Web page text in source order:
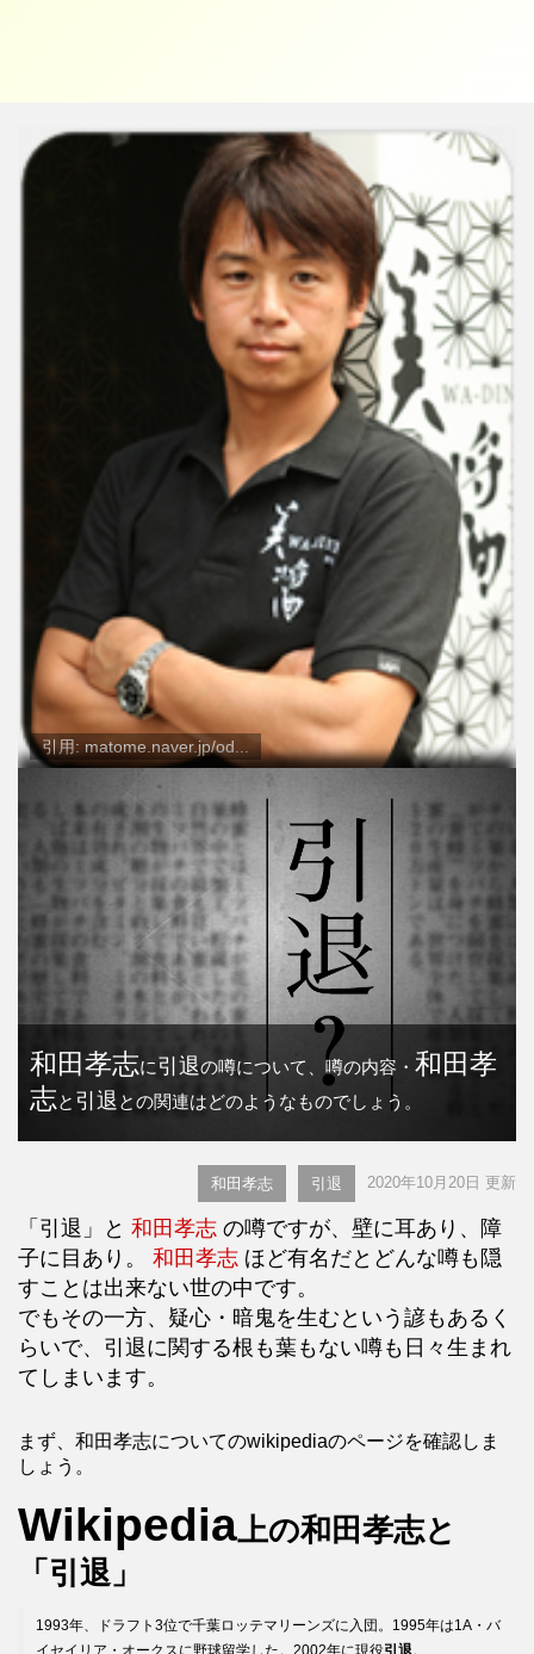
引用: matome.naver.jp/od...
和田孝志に引退の噂について、噂の内容・ 和田孝
志と 引退 との関連はどのようなものでしょう。
和田孝志 引退 2020年10月20日 更新
「引退」と 和田孝志 の噂ですが、壁に耳あり、障
子に目あり。 和田孝志 ほど有名だとどんな噂も隠
すことは出来ない世の中です。
でもその一方、疑心・暗鬼を生むという諺もあるく
らいで、引退に関する根も葉もない噂も日々生まれ
てしまいます。
まず、和田孝志についてのwikipediaのページを確認しま
しょう。
Wikipedia上の和田孝志と
「引退」
1993年、ドラフト3位で千葉ロッテマリーンズに入団。1995年は1A・バ
イセイリア・オークスに野球留学した。2002年に現役引退。